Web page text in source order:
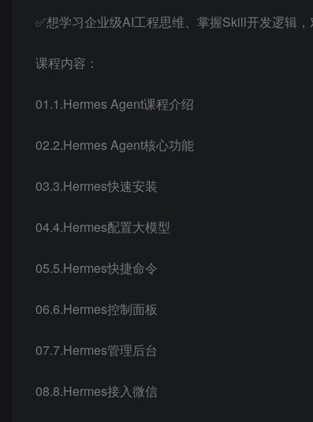
✅想学习企业级AI工程思维、掌握Skill开发逻辑
课程内容：
01.1.Hermes Agent课程介绍
02.2.Hermes Agent核心功能
03.3.Hermes快速安装
04.4.Hermes配置大模型
05.5.Hermes快捷命令
06.6.Hermes控制面板
07.7.Hermes管理后台
08.8.Hermes接入微信